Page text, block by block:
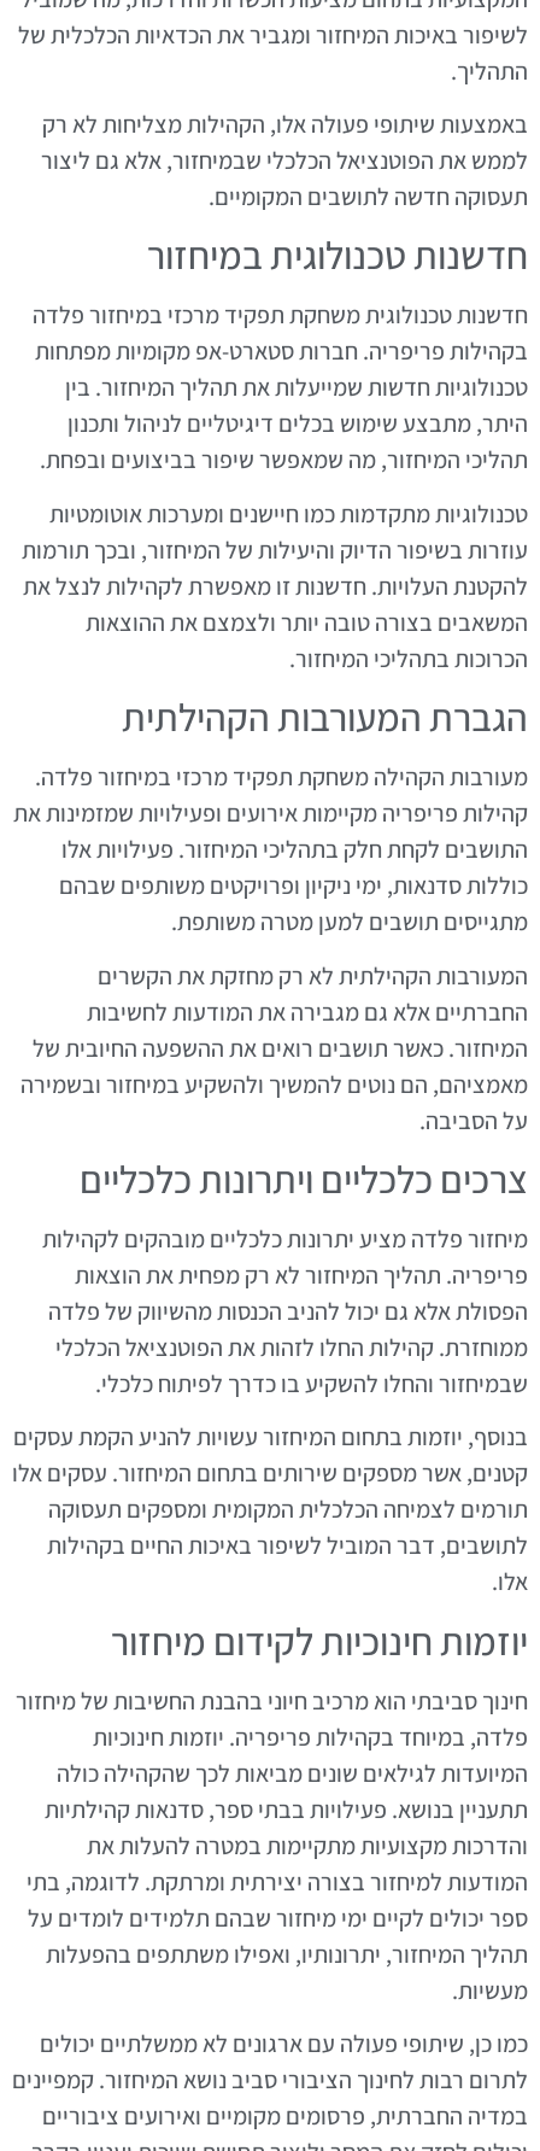
לשיפור באיכות המיחזור ומגביר את הכדאיות הכלכלית של
התהליך.
באמצעות שיתופי פעולה אלו, הקהילות מצליחות לא רק
לממש את הפוטנציאל הכלכלי שבמיחזור, אלא גם ליצור
תעסוקה חדשה לתושבים המקומיים.
חדשנות טכנולוגית במיחזור
חדשנות טכנולוגית משחקת תפקיד מרכזי במיחזור פלדה
בקהילות פריפריה. חברות סטארט-אפ מקומיות מפתחות
טכנולוגיות חדשות שמייעלות את תהליך המיחזור. בין
היתר, מתבצע שימוש בכלים דיגיטליים לניהול ותכנון
תהליכי המיחזור, מה שמאפשר שיפור בביצועים ובפחת.
טכנולוגיות מתקדמות כמו חיישנים ומערכות אוטומטיות
עוזרות בשיפור הדיוק והיעילות של המיחזור, ובכך תורמות
להקטנת העלויות. חדשנות זו מאפשרת לקהילות לנצל את
המשאבים בצורה טובה יותר ולצמצם את ההוצאות
הכרוכות בתהליכי המיחזור.
הגברת המעורבות הקהילתית
מעורבות הקהילה משחקת תפקיד מרכזי במיחזור פלדה.
קהילות פריפריה מקיימות אירועים ופעילויות שמזמינות את
התושבים לקחת חלק בתהליכי המיחזור. פעילויות אלו
כוללות סדנאות, ימי ניקיון ופרויקטים משותפים שבהם
מתגייסים תושבים למען מטרה משותפת.
המעורבות הקהילתית לא רק מחזקת את הקשרים
החברתיים אלא גם מגבירה את המודעות לחשיבות
המיחזור. כאשר תושבים רואים את ההשפעה החיובית של
מאמציהם, הם נוטים להמשיך ולהשקיע במיחזור ובשמירה
על הסביבה.
צרכים כלכליים ויתרונות כלכליים
מיחזור פלדה מציע יתרונות כלכליים מובהקים לקהילות
פריפריה. תהליך המיחזור לא רק מפחית את הוצאות
הפסולת אלא גם יכול להניב הכנסות מהשיווק של פלדה
ממוחזרת. קהילות החלו לזהות את הפוטנציאל הכלכלי
שבמיחזור והחלו להשקיע בו כדרך לפיתוח כלכלי.
בנוסף, יוזמות בתחום המיחזור עשויות להניע הקמת עסקים
קטנים, אשר מספקים שירותים בתחום המיחזור. עסקים אלו
תורמים לצמיחה הכלכלית המקומית ומספקים תעסוקה
לתושבים, דבר המוביל לשיפור באיכות החיים בקהילות
אלו.
יוזמות חינוכיות לקידום מיחזור
חינוך סביבתי הוא מרכיב חיוני בהבנת החשיבות של מיחזור
פלדה, במיוחד בקהילות פריפריה. יוזמות חינוכיות
המיועדות לגילאים שונים מביאות לכך שהקהילה כולה
תתעניין בנושא. פעילויות בבתי ספר, סדנאות קהילתיות
והדרכות מקצועיות מתקיימות במטרה להעלות את
המודעות למיחזור בצורה יצירתית ומרתקת. לדוגמה, בתי
ספר יכולים לקיים ימי מיחזור שבהם תלמידים לומדים על
תהליך המיחזור, יתרונותיו, ואפילו משתתפים בהפעלות
מעשיות.
כמו כן, שיתופי פעולה עם ארגונים לא ממשלתיים יכולים
לתרום רבות לחינוך הציבורי סביב נושא המיחזור. קמפיינים
במדיה החברתית, פרסומים מקומיים ואירועים ציבוריים